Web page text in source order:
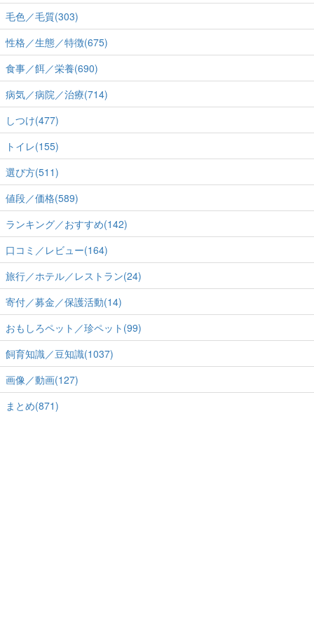
毛色／毛質(303)
性格／生態／特徴(675)
食事／餌／栄養(690)
病気／病院／治療(714)
しつけ(477)
トイレ(155)
選び方(511)
値段／価格(589)
ランキング／おすすめ(142)
口コミ／レビュー(164)
旅行／ホテル／レストラン(24)
寄付／募金／保護活動(14)
おもしろペット／珍ペット(99)
飼育知識／豆知識(1037)
画像／動画(127)
まとめ(871)